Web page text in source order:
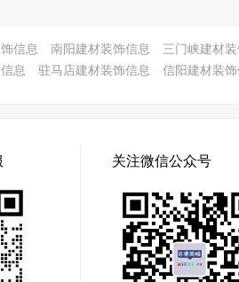
信息 南阳建材装饰信息 三门峡建材
息 驻马店建材装饰信息 信阳建材装饰
关注微信公众号